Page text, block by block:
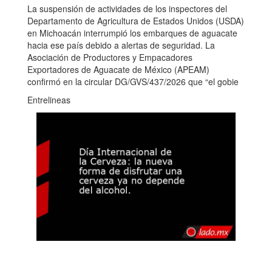
La suspensión de actividades de los inspectores del
Departamento de Agricultura de Estados Unidos (USDA)
en Michoacán interrumpió los embarques de aguacate
hacia ese país debido a alertas de seguridad. La
Asociación de Productores y Empacadores
Exportadores de Aguacate de México (APEAM)
confirmó en la circular DG/GVS/437/2026 que “el gobie
Entrelineas